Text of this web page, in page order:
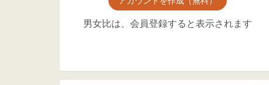
男女比は、会員登録すると表示されます